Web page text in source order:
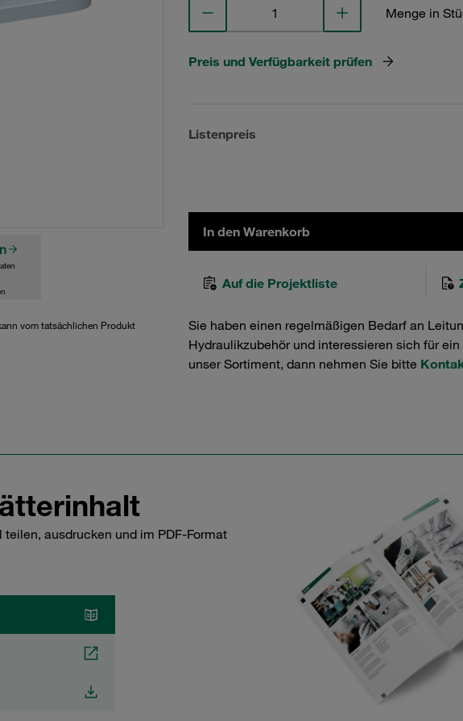
vom tatsächlichen Produkt
Menge in
Preis und Verfügbarkeit prüfen
Listenpreis
In den Warenkorb
Auf die Projektliste
Sie haben einen regelmäßigen Bedarf an
Hydraulikzubehör und interessieren sich für
unser Sortiment, dann nehmen Sie bitte
ausdrucken und im PDF-Format